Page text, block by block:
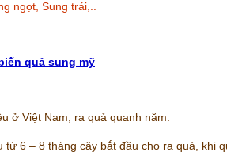
ngọt, Sung trái,..
quả sung mỹ
ở Việt Nam, ra quả quanh năm.
từ 6 – 8 tháng cây bắt đầu cho ra quả, khi